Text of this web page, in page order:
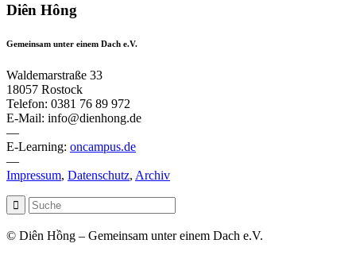
Diên Hông
Gemeinsam unter einem Dach e.V.
Waldemarstraße 33
18057 Rostock
Telefon: 0381 76 89 972
E-Mail: info@dienhong.de
—
E-Learning: oncampus.de
—
Impressum, Datenschutz, Archiv
© Diên Hồng – Gemeinsam unter einem Dach e.V.